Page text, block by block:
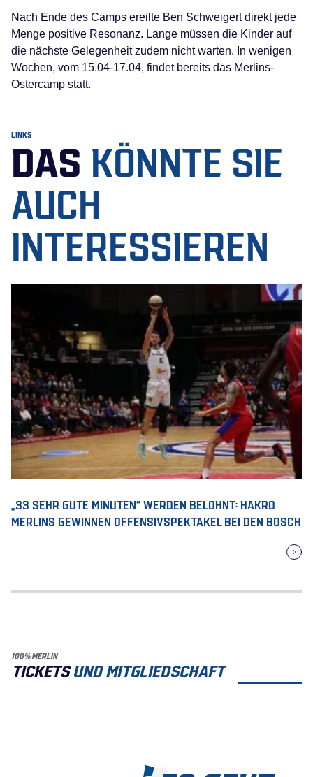
Nach Ende des Camps ereilte Ben Schweigert direkt jede
Menge positive Resonanz. Lange müssen die Kinder auf
die nächste Gelegenheit zudem nicht warten. In wenigen
Wochen, vom 15.04-17.04, findet bereits das Merlins-
Ostercamp statt.
LINKS
DAS KÖNNTE SIE
AUCH
INTERESSIEREN
„33 SEHR GUTE MINUTEN“ WERDEN BELOHNT: HAKRO
MERLINS GEWINNEN OFFENSIVSPEKTAKEL BEI DEN BOSCH
100% MERLIN
TICKETSUND MITGLIEDSCHAFT